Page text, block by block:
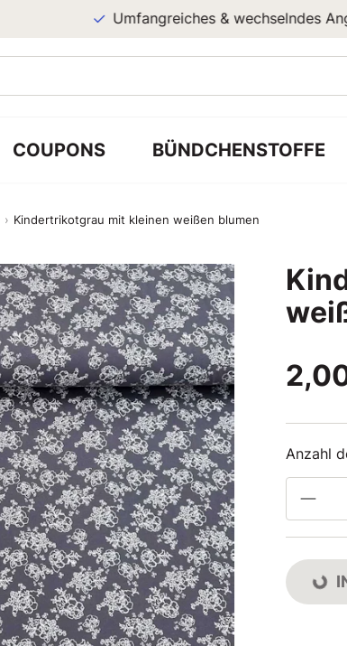
Umfangreiches & wechselndes
COUPONS BÜNDCHENSTOFFE
Kindertrikotgrau mit kleinen weißen blumen
Anzahl